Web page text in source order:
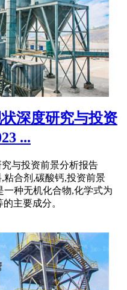
深度研究与投资
...
与投资前景分析报告
,粘合剂,碳酸钙,投资前景
种无机化合物,化学式为
主要成分。